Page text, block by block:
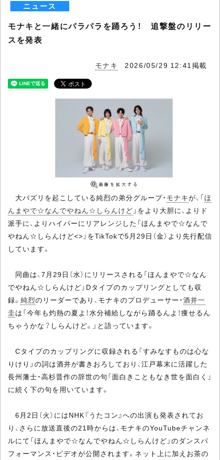
ニュース
モナキと一緒にパラパラを踊ろう！ 追撃盤のリリー
スを発表
モナキ 2026/05/29 12:41掲載
大バズリを起こしている純烈の弟分グループ・ モナキが、「ほ
んまやで☆なんでやねん☆しらんけど 」をより大胆に、よりド
派手に、よりハイパーにリアレンジした「ほんまやで☆なんで
やねん☆しらんけど<>」をTikTokで5月29日（金）より先行配信
しています。
同曲は、7月29日（水）にリリースされる「ほんまやで☆なん
でやねん☆しらんけど」Dタイプのカップリングとしても収
録。 純烈のリーダーであり、モナキのプロデューサー・酒井一
圭は「今年も灼熱の夏よ！水分補給しながら踊るんよ！痩せるん
ちゃうかな？しらんけど。」と語っています。
Cタイプのカップリングに収録される「すみなすものは心な
りけり」の詞は酒井が書きおろしており、江戸幕末に活躍した
長州藩士・高杉晋作の辞世の句「面白きこともなき世を面白く」
に続く下の句を用いています。
6月2日（火）にはNHK『うたコン』への出演も発表されてお
り、さらに放送直後の21時からは、モナキのYouTubeチャンネ
ルにて「ほんまやで☆なんでやねん☆しらんけど」のダンスパ
フォーマンス・ビデオが公開されます。ネット上に加えお茶の